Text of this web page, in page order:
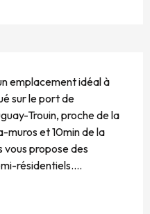
emplacement idéal à
sur le port de
Trouin, proche de la
muros et 10min de la
vous propose des
résidentiels....